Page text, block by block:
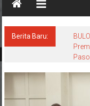
Mitra
Terpercaya
Berita Baru: